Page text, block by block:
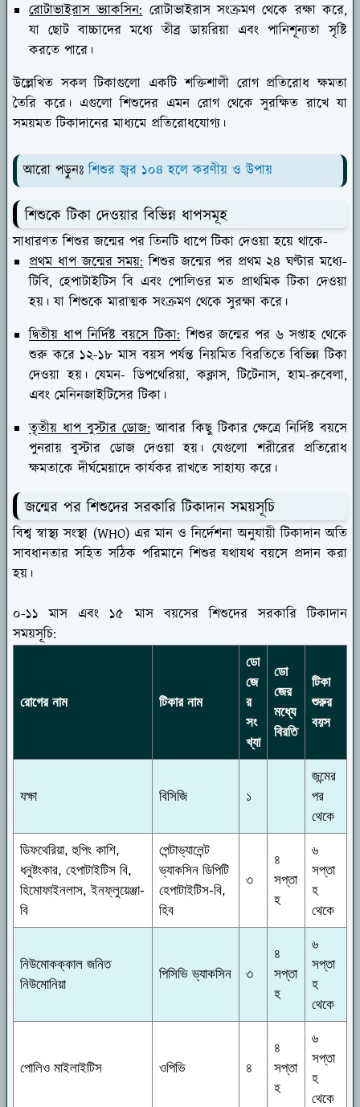
রোটাভাইরাস ভ্যাকসিন:রোটাভাইরাস সংক্রমণ থেকে রক্ষা করে,
যা ছোট বাচ্চাদের মধ্যে তীব্র ডায়রিয়া এবং পানিশূন্যতা সৃষ্টি
করতে পারে।
উল্লেখিত সকল টিকাগুলো একটি শক্তিশালী রোগ প্রতিরোধ ক্ষমতা
তৈরি করে। এগুলো শিশুদের এমন রোগ থেকে সুরক্ষিত রাখে যা
সময়মত টিকাদানের মাধ্যমে প্রতিরোধযোগ্য।
আরো পড়ুনঃশিশুর জ্বর ১০৪ হলে করণীয় ও উপায়
শিশুকে টিকা দেওয়ার বিভিন্ন ধাপসমূহ
সাধারণত শিশুর জন্মের পর তিনটি ধাপে টিকা দেওয়া হয়ে থাকে-
প্রথম ধাপ জন্মের সময়:শিশুর জন্মের পর প্রথম ২৪ ঘণ্টার মধ্যে-
টিবি, হেপাটাইটিস বি এবং পোলিওর মত প্রাথমিক টিকা দেওয়া
হয়। যা শিশুকে মারাত্মক সংক্রমণ থেকে সুরক্ষা করে।
দ্বিতীয় ধাপ নির্দিষ্ট বয়সে টিকা:শিশুর জন্মের পর ৬ সপ্তাহ থেকে
শুরু করে ১২-১৮ মাস বয়স পর্যন্ত নিয়মিত বিরতিতে বিভিন্ন টিকা
দেওয়া হয়। যেমন- ডিপথেরিয়া, কক্লাস, টিটেনাস, হাম-রুবেলা,
এবং মেনিনজাইটিসের টিকা।
তৃতীয় ধাপ বুস্টার ডোজ:আবার কিছু টিকার ক্ষেত্রে নির্দিষ্ট বয়সে
পুনরায় বুস্টার ডোজ দেওয়া হয়। যেগুলো শরীরের প্রতিরোধ
ক্ষমতাকে দীর্ঘমেয়াদে কার্যকর রাখতে সাহায্য করে।
জন্মের পর শিশুদের সরকারি টিকাদান সময়সূচি
বিশ্ব স্বাস্থ্য সংস্থা (WHO) এর মান ও নির্দেশনা অনুযায়ী টিকাদান অতি
সাবধানতার সহিত সঠিক পরিমানে শিশুর যথাযথ বয়সে প্রদান করা
হয়।
০-১১ মাস এবং ১৫ মাস বয়সের শিশুদের সরকারি টিকাদান
সময়সূচি:
রোগের নাম টিকার নাম
ডো
জে
র
সং
খ্যা
ডো
জের
মধ্যে
বিরতি
টিকা
শুরুর
বয়স
যক্ষা বিসিজি ১
জন্মের
পর
থেকে
ডিফথেরিয়া, হুপিং কাশি,
ধনুষ্টংকার, হেপাটাইটিস বি,
হিমোফাইনলাস, ইনফ্লুয়েঞ্জা-
বি
পেন্টাভ্যালেন্ট
ভ্যাকসিন ডিপিটি
হেপাটাইটিস-বি,
হিব
৩
৪
সপ্তা
হ
৬
সপ্তা
হ
থেকে
নিউমোকক্কাল জনিত
নিউমোনিয়া
পিসিভি ভ্যাকসিন ৩
৪
সপ্তা
হ
৬
সপ্তা
হ
থেকে
পোলিও মাইলাইটিস ওপিভি ৪
৪
সপ্তা
হ
৬
সপ্তা
হ
থেকে